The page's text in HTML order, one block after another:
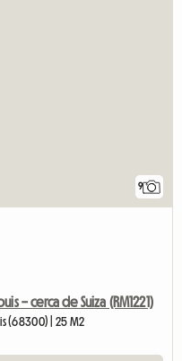
9
– cerca de Suiza (RM1221)
(68300) | 25 M2